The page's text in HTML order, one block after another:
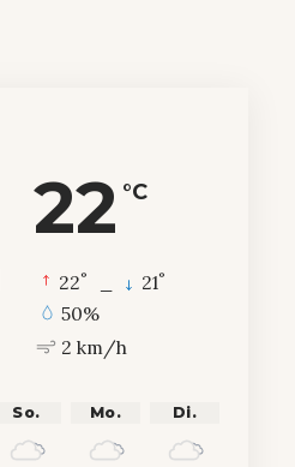
22 °C
22° 21°
50%
2 km/h
So. Mo. Di.